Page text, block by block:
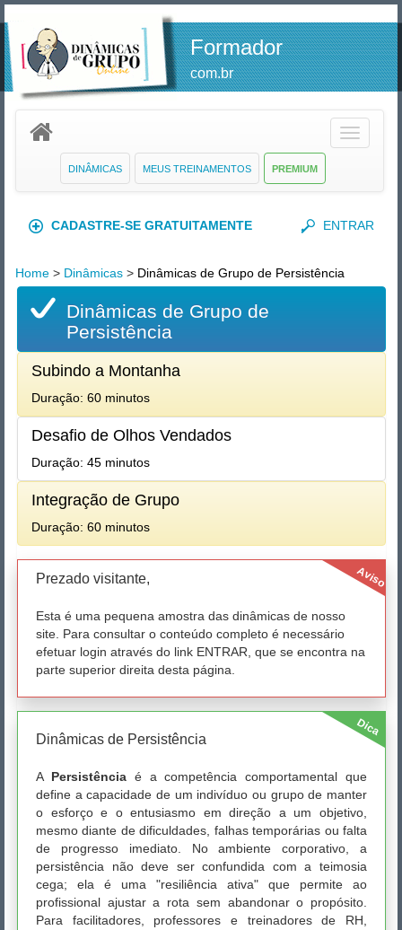
Formador
com.br
Toggle
PREMIUM
MEUS TREINAMENTOS
DINÂMICAS
CADASTRE-SE GRATUITAMENTE ENTRAR
Home > Dinâmicas > Dinâmicas de Grupo de Persistência
Dinâmicas de Grupo de
Persistência
Subindo a Montanha
Duração: 60 minutos
Desafio de Olhos Vendados
Duração: 45 minutos
Integração de Grupo
Duração: 60 minutos
Aviso
Prezado visitante,
Esta é uma pequena amostra das dinâmicas de nosso
site. Para consultar o conteúdo completo é necessário
efetuar login através do link ENTRAR, que se encontra na
parte superior direita desta página.
Dica
Dinâmicas de Persistência
A Persistênciaé a competência comportamental que
define a capacidade de um indivíduo ou grupo de manter
o esforço e o entusiasmo em direção a um objetivo,
mesmo diante de dificuldades, falhas temporárias ou falta
de progresso imediato. No ambiente corporativo, a
persistência não deve ser confundida com a teimosia
cega; ela é uma "resiliência ativa" que permite ao
profissional ajustar a rota sem abandonar o propósito.
Para facilitadores, professores e treinadores de RH,